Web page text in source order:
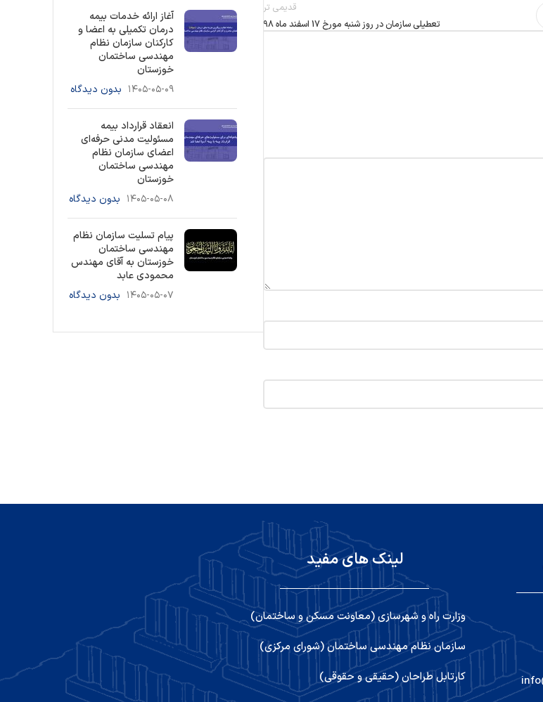
قدیمی تر
تعطیلی سازمان در روز شنبه مورخ 17 اسفند ماه 98
آغاز ارائه خدمات بیمه
درمان تکمیلی به اعضا و
کارکنان سازمان نظام
مهندسی ساختمان
خوزستان
۱۴۰۵-۰۵-۰۹ بدون دیدگاه
انعقاد قرارداد بیمه
مسئولیت مدنی حرفه‌ای
اعضای سازمان نظام
مهندسی ساختمان
خوزستان
۱۴۰۵-۰۵-۰۸ بدون دیدگاه
پیام تسلیت سازمان نظام
مهندسی ساختمان
خوزستان به آقای مهندس
محمودی عابد
۱۴۰۵-۰۵-۰۷ بدون دیدگاه
لینک های مفید
وزارت راه و شهرسازی (معاونت مسکن و ساختمان)
سازمان نظام مهندسی ساختمان (شورای مرکزی)
کارتابل طراحان (حقیقی و حقوقی)